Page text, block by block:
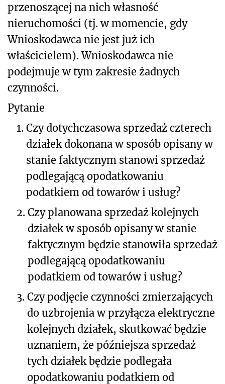
przenoszącej na nich własność
nieruchomości (tj. w momencie, gdy
Wnioskodawca nie jest już ich
właścicielem). Wnioskodawca nie
podejmuje w tym zakresie żadnych
czynności.
Pytanie
1. Czy dotychczasowa sprzedaż czterech
działek dokonana w sposób opisany w
stanie faktycznym stanowi sprzedaż
podlegającą opodatkowaniu
podatkiem od towarów i usług?
2. Czy planowana sprzedaż kolejnych
działek w sposób opisany w stanie
faktycznym będzie stanowiła sprzedaż
podlegającą opodatkowaniu
podatkiem od towarów i usług?
3. Czy podjęcie czynności zmierzających
do uzbrojenia w przyłącza elektryczne
kolejnych działek, skutkować będzie
uznaniem, że późniejsza sprzedaż
tych działek będzie podlegała
opodatkowaniu podatkiem od